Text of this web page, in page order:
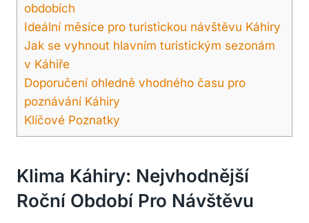
obdobích
Ideální měsíce pro turistickou návštěvu Káhiry
Jak se vyhnout hlavním turistickým sezonám
v Káhiře
Doporučení ohledně vhodného času pro
poznávání Káhiry
Klíčové Poznatky
Klima Káhiry: Nejvhodnější
Roční Období Pro Návštěvu